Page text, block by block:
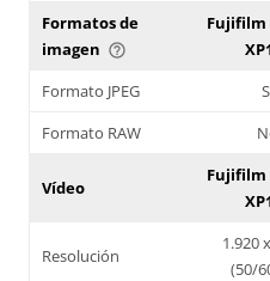
Formatos de
imagen help_outline
Fujifilm
Formato JPEG
Formato RAW
Vídeo
Fujifilm
Resolución
1.920
(50/